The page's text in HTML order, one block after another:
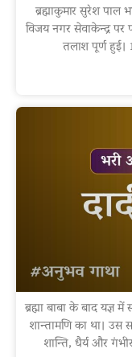
ब्रह्माकुमार सुरेश
विजय नगर सेवाकेन्द्र
तलाश पूर्ण
ब्रह्मा बाबा के बाद यज्ञ
शान्तामणि का था।
शान्ति, धैर्य और